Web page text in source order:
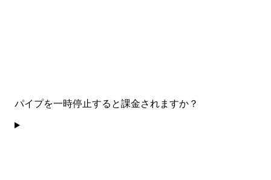
パイプを一時停止すると課金されますか？